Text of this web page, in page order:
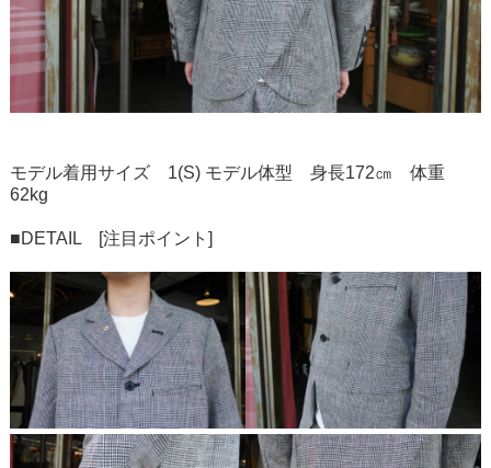
モデル着用サイズ 1(S) モデル体型 身長172㎝ 体重
62kg
■DETAIL [注目ポイント]